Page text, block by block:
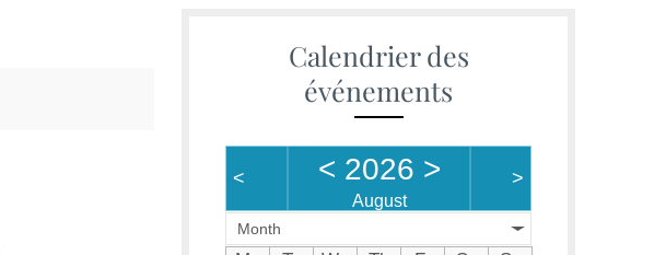
Calendrier des
événements
< < 2026 >
August
>
Month